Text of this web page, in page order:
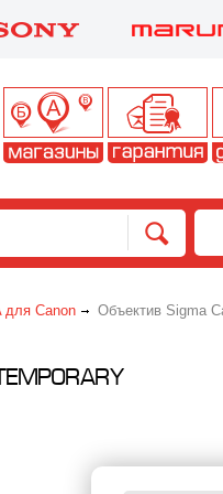
для Canon
Объектив Sigma